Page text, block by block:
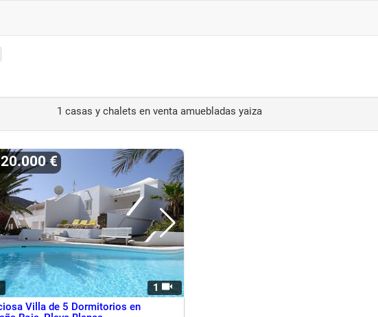
1 casas y chalets en venta amuebladas yaiza
1
720.000 €
Villa de 5 Dormitorios en